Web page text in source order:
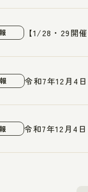
【1/28・29開
令和7年12月4
令和7年12月4